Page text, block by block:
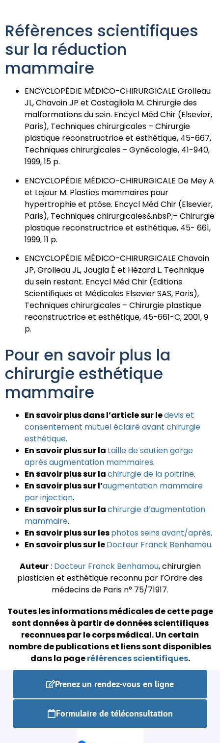
Réfèrences scientifiques
sur la réduction
mammaire
ENCYCLOPÉDIE MÉDICO-CHIRURGICALE Grolleau
JL, Chavoin JP et Costagliola M. Chirurgie des
malformations du sein. Encycl Méd Chir (Elsevier,
Paris), Techniques chirurgicales – Chirurgie
plastique reconstructrice et esthétique, 45-667,
Techniques chirurgicales – Gynécologie, 41-940,
1999, 15 p.
ENCYCLOPÉDIE MÉDICO-CHIRURGICALE De Mey A
et Lejour M. Plasties mammaires pour
hypertrophie et ptôse. Encycl Méd Chir (Elsevier,
Paris), Techniques chirurgicales&nbsP;– Chirurgie
plastique reconstructrice et esthétique, 45- 661,
1999, 11 p.
ENCYCLOPÉDIE MÉDICO-CHIRURGICALE Chavoin
JP, Grolleau JL, Jougla É et Hézard L. Technique
du sein restant. Encycl Méd Chir (Editions
Scientifiques et Médicales Elsevier SAS, Paris),
Techniques chirurgicales – Chirurgie plastique
reconstructrice et esthétique, 45-661-C, 2001, 9
p.
Pour en savoir plus la
chirurgie esthétique
mammaire
En savoir plus dans l’article sur ledevis et
consentement mutuel éclairé avant chirurgie
esthétique.
En savoir plus sur la taille de soutien gorge
après augmentation mammaires.
En savoir plus sur lachirurgie de la poitrine.
En savoir plus sur l’augmentation mammaire
par injection.
En savoir plus sur lachirurgie d’augmentation
mammaire.
En savoir plus sur lesphotos seins avant/après.
En savoir plus sur leDocteur Franck Benhamou.
Auteur: Docteur Franck Benhamou, chirurgien
plasticien et esthétique reconnu par l’Ordre des
médecins de Paris n° 75/71917.
Toutes les informations médicales de cette page
sont données à partir de données scientifiques
reconnues par le corps médical.Un certain
nombre de publications et liens sont disponibles
dans la pageréférences scientifiques.
Prenez un rendez-vous en ligne
Formulaire de téléconsultation